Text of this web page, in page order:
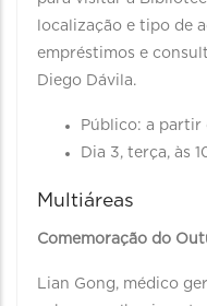
localização e tipo de
empréstimos e
Diego Dávila.
Público: a partir
Dia 3, terça, às
Multiáreas
Comemoração do
Lian Gong, médico